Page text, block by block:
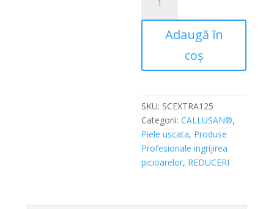
Spumă
cremă
pentru
crăpată
cu
10%
uree
Callusan
Adaugă în
coș
SKU: SCEXTRA125
Categorii:CALLUSAN®,
Piele uscata, Produse
Profesionale ingrijirea
picioarelor, REDUCERI